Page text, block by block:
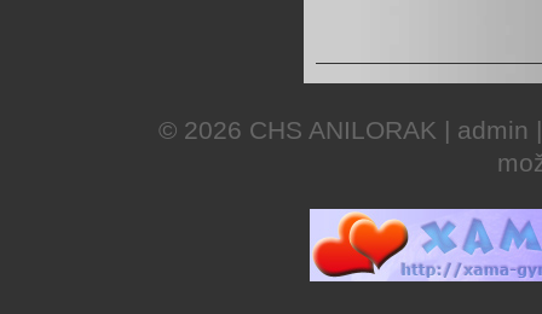
© 2026 CHS ANILORAK | admin